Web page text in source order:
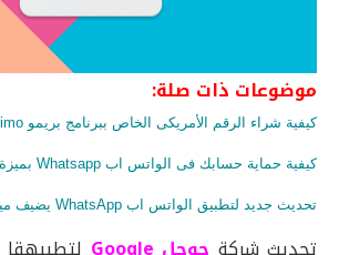
موضوعات ذات صلة:
كيفية شراء الرقم الأمريكى الخاص ببرنامج بريمو Primo
كيفية حماية حسابك فى الواتس اب Whatsapp بميزة التحقق بخطوتين